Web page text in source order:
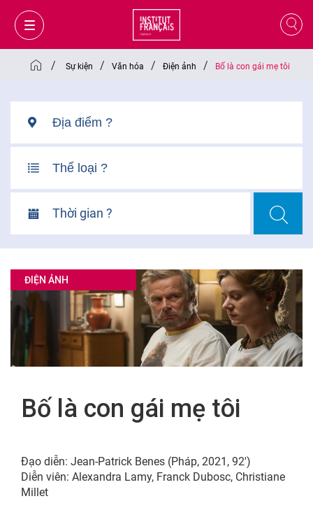
VI
VI
FR
/ Sự kiện / Văn hóa / Điện ảnh / Bố là con gái mẹ tôi
Thời gian ?
ĐIỆN ẢNH
Bố là con gái mẹ tôi
Đạo diễn: Jean-Patrick Benes (Pháp, 2021, 92′)
Diễn viên: Alexandra Lamy, Franck Dubosc, Christiane
Millet